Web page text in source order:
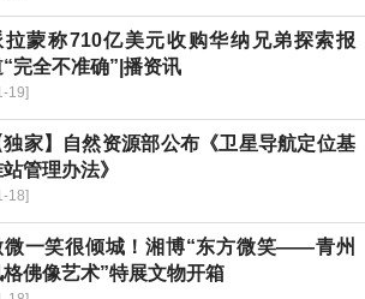
拉蒙称710亿美元收购华纳兄弟探索报
“完全不准确”|播资讯
19]
独家】自然资源部公布《卫星导航定位基
管理办法》
18]
微一笑很倾城！湘博“东方微笑——青州
格佛像艺术”特展文物开箱